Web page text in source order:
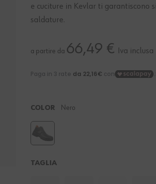
e cuciture in Kevlar ti garantiscono
saldature.
a partire da 66,49 € Iva inclusa
COLOR Nero
TAGLIA